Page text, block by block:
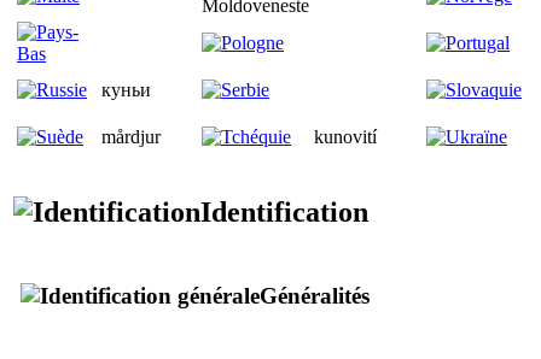
куньи
mårdjur kunovití
Identification
Généralités